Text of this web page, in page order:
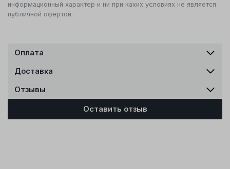
информационный характер и ни при каких условиях не является
публичной офертой.
Оплата
Доставка
Отзывы
Оставить отзыв